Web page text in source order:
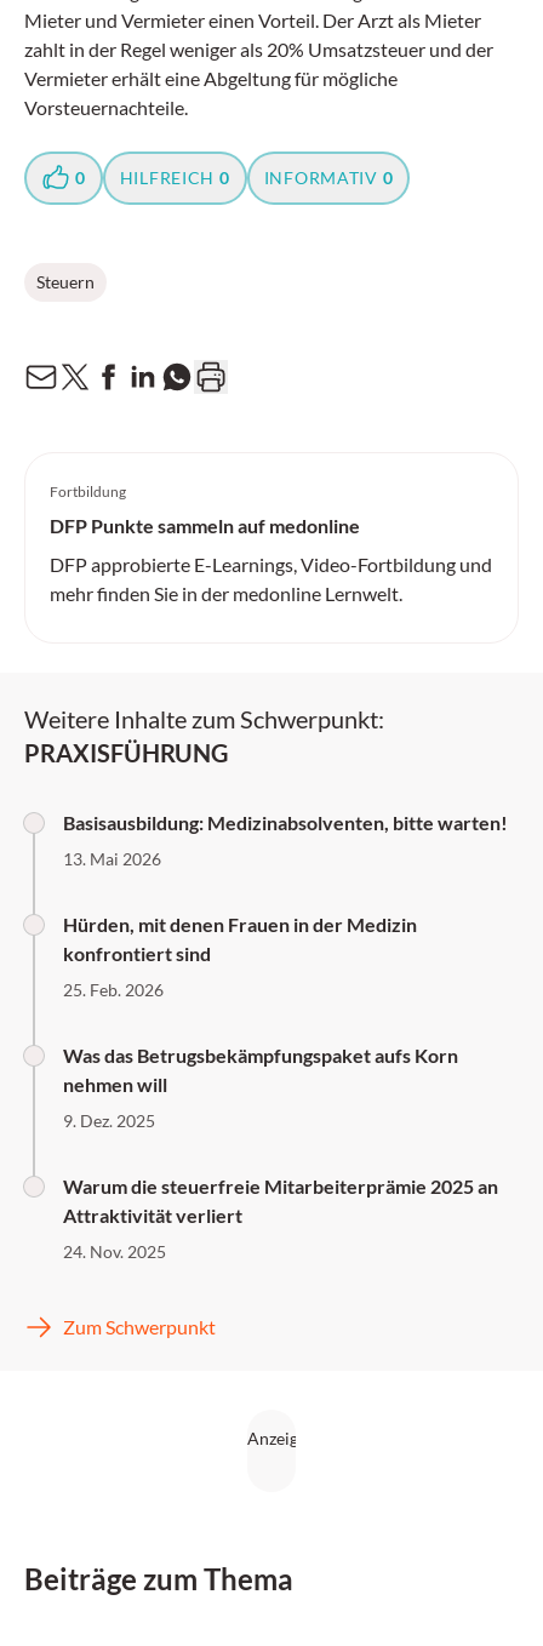
Mieter und Vermieter einen Vorteil. Der Arzt als Mieter
zahlt in der Regel weniger als 20% Umsatzsteuer und der
Vermieter erhält eine Abgeltung für mögliche
Vorsteuernachteile.
0 HILFREICH 0 INFORMATIV 0
Steuern
Fortbildung
DFP Punkte sammeln auf medonline
DFP approbierte E-Learnings, Video-Fortbildung und
mehr finden Sie in der medonline Lernwelt.
Weitere Inhalte zum Schwerpunkt:
PRAXISFÜHRUNG
Basisausbildung: Medizinabsolventen, bitte warten!
13. Mai 2026
Hürden, mit denen Frauen in der Medizin
konfrontiert sind
25. Feb. 2026
Was das Betrugsbekämpfungspaket aufs Korn
nehmen will
9. Dez. 2025
Warum die steuerfreie Mitarbeiterprämie 2025 an
Attraktivität verliert
24. Nov. 2025
Zum Schwerpunkt
Beiträge zum Thema